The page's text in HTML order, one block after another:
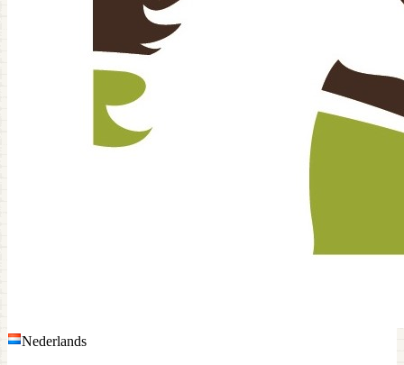
Nederlands